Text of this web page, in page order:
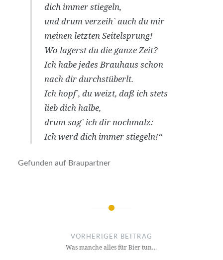
dich immer stiegeln,
und drum verzeih` auch du mir
meinen letzten Seitelsprung!
Wo lagerst du die ganze Zeit?
Ich habe jedes Brauhaus schon
nach dir durchstüberlt.
Ich hopf`, du weizt, daß ich stets
lieb dich halbe,
drum sag` ich dir nochmalz:
Ich werd dich immer stiegeln!“
Gefunden auf Braupartner
NavigationVORHERIGER BEITRAG
Was manche alles für Bier tun…